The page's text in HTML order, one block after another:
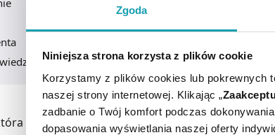
Zgoda
Niniejsza strona korzysta z plików cookie
Korzystamy z plików cookies lub pokrewnych
naszej strony internetowej. Klikając „
zadbanie o Twój komfort podczas
dopasowania wyświetlania naszej oferty
została opracowana specjalnie do ochrony